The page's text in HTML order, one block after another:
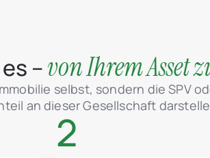
–von Ihrem Asset
selbst, sondern die SPV
an dieser Gesellschaft
2